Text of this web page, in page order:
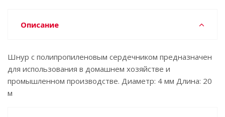
Описание
Шнур с полипропиленовым сердечником предназначен
для использования в домашнем хозяйстве и
промышленном производстве. Диаметр: 4 мм Длина: 20
м